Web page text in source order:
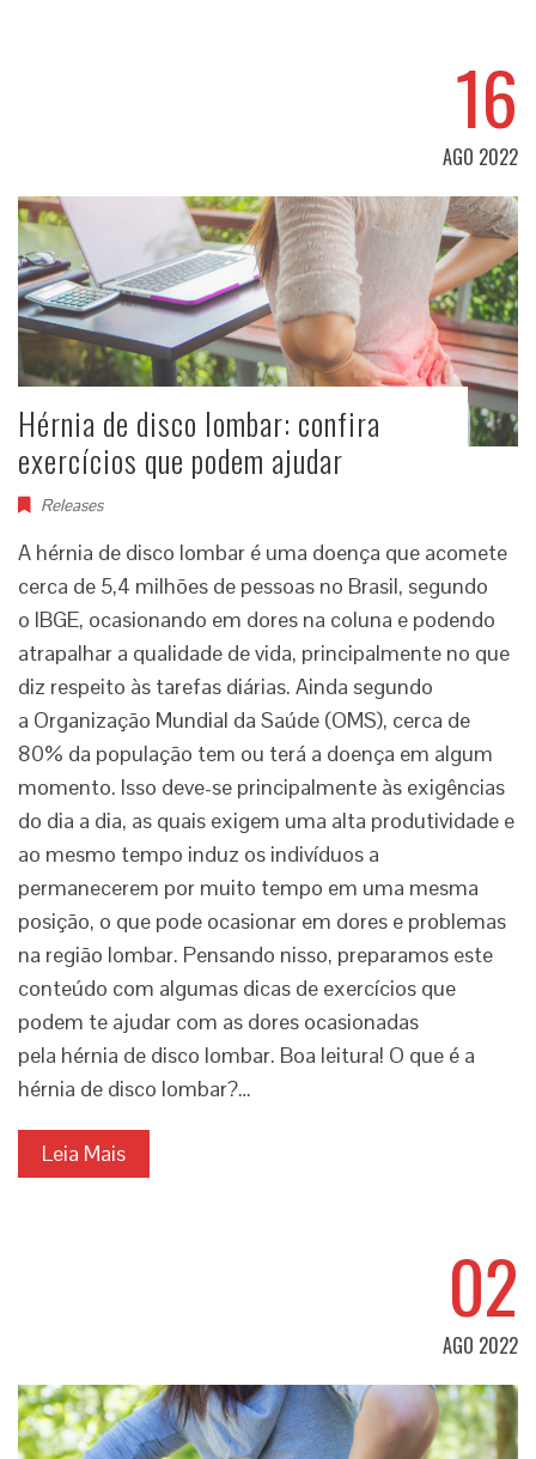
16
AGO 2022
Hérnia de disco lombar: confira
exercícios que podem ajudar
Releases
A hérnia de disco lombar é uma doença que acomete
cerca de 5,4 milhões de pessoas no Brasil, segundo
o IBGE, ocasionando em dores na coluna e podendo
atrapalhar a qualidade de vida, principalmente no que
diz respeito às tarefas diárias. Ainda segundo
a Organização Mundial da Saúde (OMS), cerca de
80% da população tem ou terá a doença em algum
momento. Isso deve-se principalmente às exigências
do dia a dia, as quais exigem uma alta produtividade e
ao mesmo tempo induz os indivíduos a
permanecerem por muito tempo em uma mesma
posição, o que pode ocasionar em dores e problemas
na região lombar. Pensando nisso, preparamos este
conteúdo com algumas dicas de exercícios que
podem te ajudar com as dores ocasionadas
pela hérnia de disco lombar. Boa leitura! O que é a
hérnia de disco lombar?…
Leia Mais
02
AGO 2022